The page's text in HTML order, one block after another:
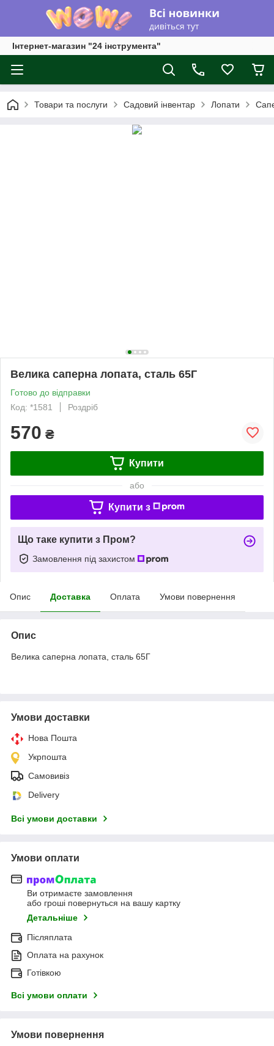
Інтернет-магазин "24 інструмента"
Товари та послуги Садовий інвентар Лопати
Велика саперна лопата, сталь 65Г
Готово до відправки
Код: *1581
Роздріб
570 ₴
Купити
або
Купити з
Що таке купити з Пром?
Замовлення під захистом
Опис Доставка Оплата Умови повернення
Опис
Велика саперна лопата, сталь 65Г
Умови доставки
Нова Пошта
Укрпошта
Самовивіз
Delivery
Всі умови доставки
Умови оплати
Ви отримаєте замовлення
або гроші повернуться на вашу картку
Детальніше
Післяплата
Оплата на рахунок
Готівкою
Всі умови оплати
Умови повернення